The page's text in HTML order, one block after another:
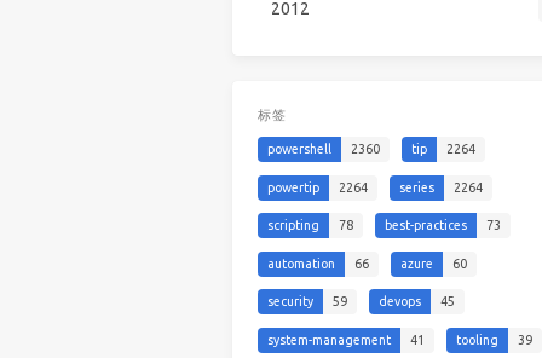
2012
标签
powershell 2360 tip 2264
powertip 2264 series 2264
scripting 78 best-practices 73
automation 66 azure 60
security 59 devops 45
system-management 41 tooling 39